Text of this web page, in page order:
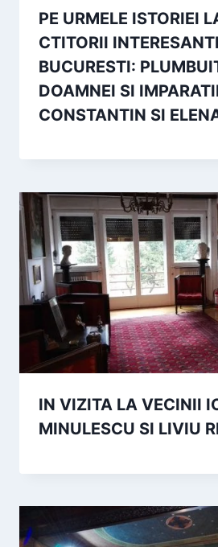
PE URMELE ISTORIEI
CTITORII
BUCURESTI:
DOAMNEI SI
CONSTANTIN SI
IN VIZITA LA VECINII
MINULESCU SI LIVIU